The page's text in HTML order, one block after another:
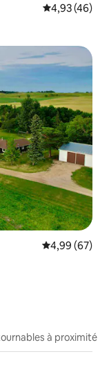
Évaluation
4,93 (46)
Évaluation
4,99 (67)
à proximité